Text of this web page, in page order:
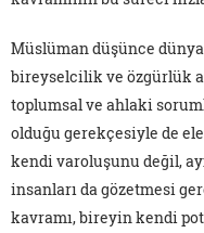
Müslüman düşünce
bireyselcilik ve özgürlük
toplumsal ve ahlaki
olduğu gerekçesiyle de
kendi varoluşunu değil,
insanları da gözetmesi
kavramı, bireyin kendi